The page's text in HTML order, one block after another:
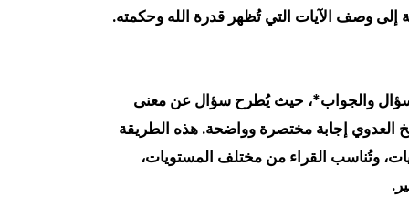
وصف الآيات التي تُظهر قدرة الله وحكمته.
والجواب*، حيث يُطرح سؤال عن معنى
العدوي إجابة مختصرة وواضحة. هذه الطريقة
وتُناسب القراء من مختلف المستويات،